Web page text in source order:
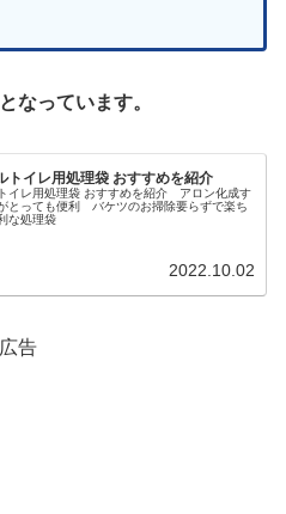
なっています。
トイレ用処理袋 おすすめを紹介
イレ用処理袋 おすすめを紹介 アロン化成す
とっても便利 バケツのお掃除要らずで楽ち
な処理袋
2022.10.02
広告